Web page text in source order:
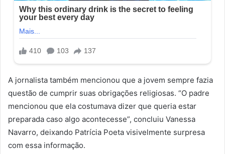
A jornalista também mencionou que a jovem sempre fazia
questão de cumprir suas obrigações religiosas. “O padre
mencionou que ela costumava dizer que queria estar
preparada caso algo acontecesse”, concluiu Vanessa
Navarro, deixando Patrícia Poeta visivelmente surpresa
com essa informação.